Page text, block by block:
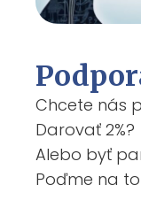
Chcete nás
Darovať 2%?
Alebo byť
Poďme na